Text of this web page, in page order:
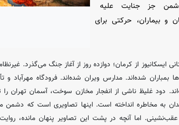
جز جنایت علیه
و بیماران، حرکتی برای
ایسکانیوز از کرمان؛ دوازده روز از آغاز جنگ می‌گذرد.
بمباران شده‌اند. مدارس ویران شده‌اند. فرودگاه مهرآباد
دود غلیظ ناشی از انفجار مخازن سوخت، آسمان تهران را
به مخاطره انداخته است. اینها تصاویری است که دشمن
عقب‌نشینی. اما آنچه در پشت این تصاویر پنهان مانده،